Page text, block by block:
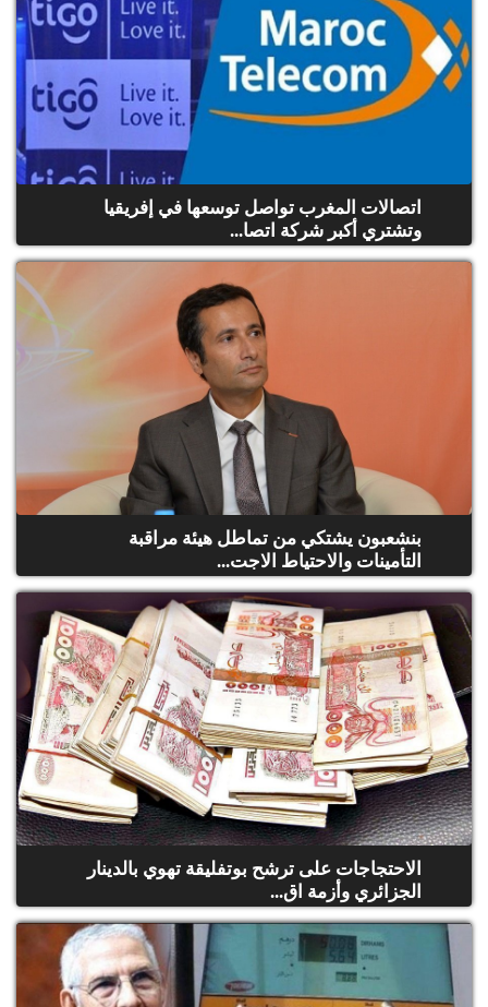
اتصالات المغرب تواصل توسعها في إفريقيا
وتشتري أكبر شركة اتصا...
بنشعبون يشتكي من تماطل هيئة مراقبة
التأمينات والاحتياط الاجت...
الاحتجاجات على ترشح بوتفليقة تهوي بالدينار
الجزائري وأزمة اق...